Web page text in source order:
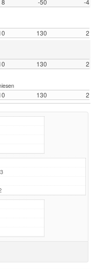
8 -50
-4
130
2
130
2
130 2